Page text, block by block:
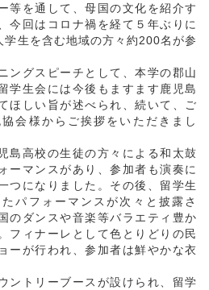
等を通して、母国の文化を紹介す
今回はコロナ禍を経て５年ぶりに
学生を含む地域の方々約200名が参
ングスピーチとして、本学の郡山
学生会には今後もますます鹿児島
ほしい旨が述べられ、続いて、ご
会様からご挨拶をいただきまし
島高校の生徒の方々による和太鼓
ーマンスがあり、参加者も演奏に
つになりました。その後、留学生
パフォーマンスが次々と披露さ
のダンスや音楽等バラエティ豊か
フィナーレとして色とりどりの民
ーが行われ、参加者は鮮やかな衣
ントリーブースが設けられ、留学